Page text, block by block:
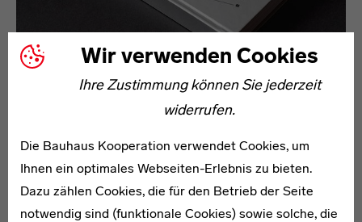
Wir verwenden Cookies
Ihre Zustimmung können Sie jederzeit
widerrufen.
Die Bauhaus Kooperation verwendet Cookies, um
Ihnen ein optimales Webseiten-Erlebnis zu bieten.
Dazu zählen Cookies, die für den Betrieb der Seite
notwendig sind (funktionale Cookies) sowie solche, die
Bauhaus Reisebuch